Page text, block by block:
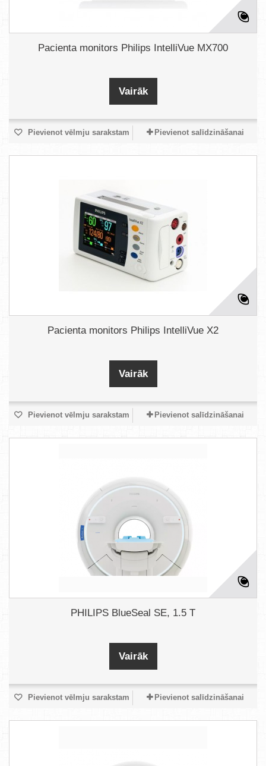
Pacienta monitors Philips IntelliVue MX700
Vairāk
Pievienot vēlmju sarakstam Pievienot salīdzināšanai
Pacienta monitors Philips IntelliVue X2
Vairāk
Pievienot vēlmju sarakstam Pievienot salīdzināšanai
PHILIPS BlueSeal SE, 1.5 T
Vairāk
Pievienot vēlmju sarakstam Pievienot salīdzināšanai